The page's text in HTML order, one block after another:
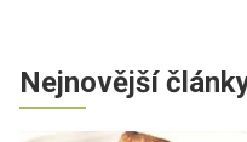
Nejnovější